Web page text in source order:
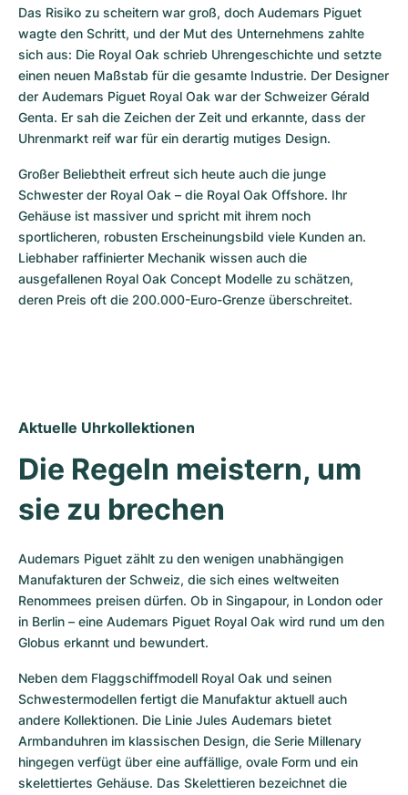
Das Risiko zu scheitern war groß, doch Audemars Piguet
wagte den Schritt, und der Mut des Unternehmens zahlte
sich aus: Die Royal Oak schrieb Uhrengeschichte und setzte
einen neuen Maßstab für die gesamte Industrie. Der Designer
der Audemars Piguet Royal Oak war der Schweizer Gérald
Genta. Er sah die Zeichen der Zeit und erkannte, dass der
Uhrenmarkt reif war für ein derartig mutiges Design.
Großer Beliebtheit erfreut sich heute auch die junge
Schwester der Royal Oak – die Royal Oak Offshore. Ihr
Gehäuse ist massiver und spricht mit ihrem noch
sportlicheren, robusten Erscheinungsbild viele Kunden an.
Liebhaber raffinierter Mechanik wissen auch die
ausgefallenen Royal Oak Concept Modelle zu schätzen,
deren Preis oft die 200.000-Euro-Grenze überschreitet.
Aktuelle Uhrkollektionen
Die Regeln meistern, um
sie zu brechen
Audemars Piguet zählt zu den wenigen unabhängigen
Manufakturen der Schweiz, die sich eines weltweiten
Renommees preisen dürfen. Ob in Singapour, in London oder
in Berlin – eine Audemars Piguet Royal Oak wird rund um den
Globus erkannt und bewundert.
Neben dem Flaggschiffmodell Royal Oak und seinen
Schwestermodellen fertigt die Manufaktur aktuell auch
andere Kollektionen. Die Linie Jules Audemars bietet
Armbanduhren im klassischen Design, die Serie Millenary
hingegen verfügt über eine auffällige, ovale Form und ein
skelettiertes Gehäuse. Das Skelettieren bezeichnet die